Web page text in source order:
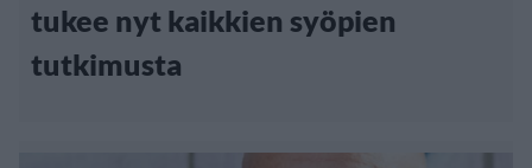
tukee nyt kaikkien syöpien
tutkimusta